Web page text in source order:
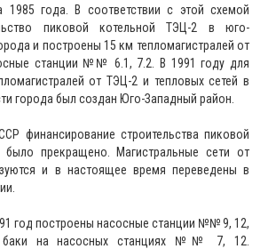
года. В соответствии с этой схемой
пиковой котельной ТЭЦ-2 в юго-
и построены 15 км тепломагистралей от
станции №№ 6.1, 7.2. В 1991 году для
от ТЭЦ-2 и тепловых сетей в
города был создан Юго-Западный район.
финансирование строительства пиковой
было прекращено. Магистральные сети от
и в настоящее время переведены в
год построены насосные станции №№ 9, 12,
баки на насосных станциях №№ 7, 12.